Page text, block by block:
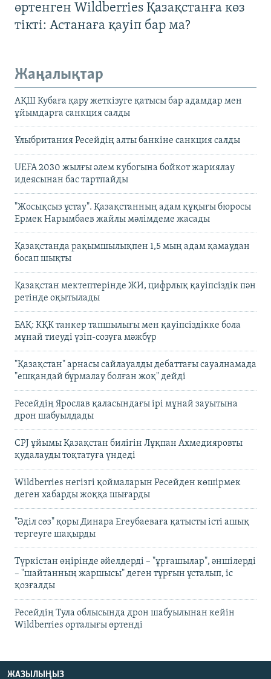
өртенген Wildberries Қазақстанға көз
тікті: Астанаға қауіп бар ма?
Жаңалықтар
АҚШ Кубаға қару жеткізуге қатысы бар адамдар мен
ұйымдарға санкция салды
Ұлыбритания Ресейдің алты банкіне санкция салды
UEFA 2030 жылғы әлем кубогына бойкот жариялау
идеясынан бас тартпайды
"Жосықсыз ұстау". Қазақстанның адам құқығы бюросы
Ермек Нарымбаев жайлы мәлімдеме жасады
Қазақстанда рақымшылықпен 1,5 мың адам қамаудан
босап шықты
Қазақстан мектептерінде ЖИ, цифрлық қауіпсіздік пән
ретінде оқытылады
БАҚ: КҚК танкер тапшылығы мен қауіпсіздікке бола
мұнай тиеуді үзіп-созуға мәжбүр
"Қазақстан" арнасы сайлауалды дебаттағы сауалнамада
"ешқандай бұрмалау болған жоқ" дейді
Ресейдің Ярослав қаласындағы ірі мұнай зауытына
дрон шабуылдады
CPJ ұйымы Қазақстан билігін Лұқпан Ахмедияровты
қудалауды тоқтатуға үндеді
Wildberries негізгі қоймаларын Ресейден көшірмек
деген хабарды жоққа шығарды
"Әділ сөз" қоры Динара Егеубаеваға қатысты істі ашық
тергеуге шақырды
Түркістан өңірінде әйелдерді – "ұрғашылар", әншілерді
– "шайтанның жаршысы" деген тұрғын ұсталып, іс
қозғалды
Ресейдің Тула облысында дрон шабуылынан кейін
Wildberries орталығы өртенді
ЖАЗЫЛЫҢЫЗ